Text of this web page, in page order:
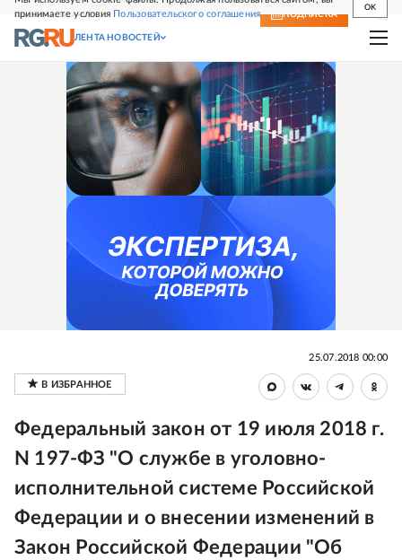
принимаете условия Пользовательского соглашения
OK
СВЕЖИЙ НОМЕР ПОДПИСКА
ЛЕНТА НОВОСТЕЙ
25.07.2018 00:00
Федеральный закон от 19 июля 2018 г.
N 197-ФЗ "О службе в уголовно-
исполнительной системе Российской
Федерации и о внесении изменений в
Закон Российской Федерации "Об